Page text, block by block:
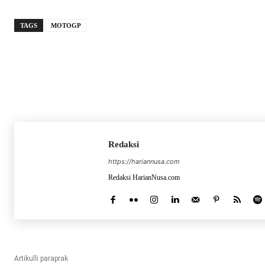
TAGS MOTOGP
Redaksi
https://hariannusa.com
Redaksi HarianNusa.com
Artikulli paraprak